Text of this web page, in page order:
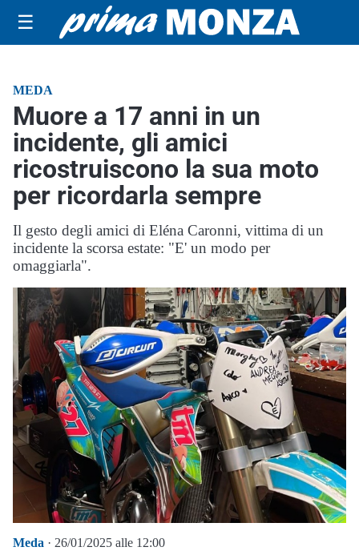
☰
MEDA
Muore a 17 anni in un
incidente, gli amici
ricostruiscono la sua moto
per ricordarla sempre
Il gesto degli amici di Eléna Caronni, vittima di un
incidente la scorsa estate: "E' un modo per
omaggiarla".
Meda · 26/01/2025 alle 12:00